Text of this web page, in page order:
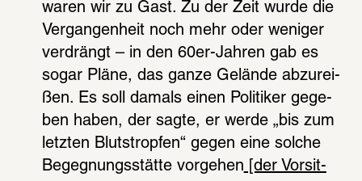
waren wir zu Gast. Zu der Zeit wurde die
Vergan­gen­heit noch mehr oder weni­ger
verdrängt – in den 60er-Jahren gab es
sogar Pläne, das ganze Gelände abzu­rei­
ßen. Es soll damals einen Poli­ti­ker gege­
ben haben, der sagte, er werde „bis zum
letz­ten Bluts­trop­fen“ gegen eine solche
Begeg­nungs­stätte vorge­hen [der Vorsit­